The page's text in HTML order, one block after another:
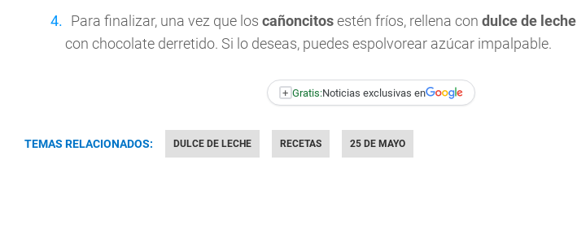
Para finalizar, una vez que los cañoncitosestén fríos, rellena con dulce de leche
con chocolate derretido. Si lo deseas, puedes espolvorear azúcar impalpable.
+ Gratis:Noticias exclusivas en
TEMAS RELACIONADOS: DULCE DE LECHE RECETAS 25 DE MAYO